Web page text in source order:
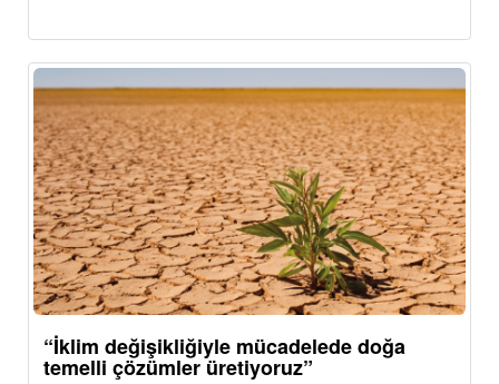
“İklim değişikliğiyle mücadelede doğa
temelli çözümler üretiyoruz”